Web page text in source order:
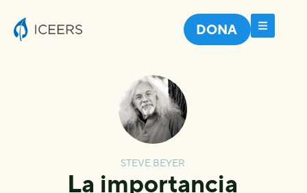
DONA
STEVE BEYER
La importancia